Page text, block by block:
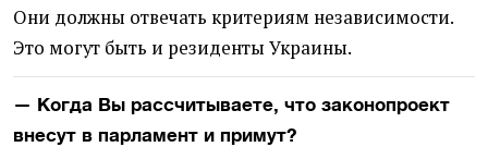
Они должны отвечать критериям независимости.
Это могут быть и резиденты Украины.
— Когда Вы рассчитываете, что законопроект
внесут в парламент и примут?